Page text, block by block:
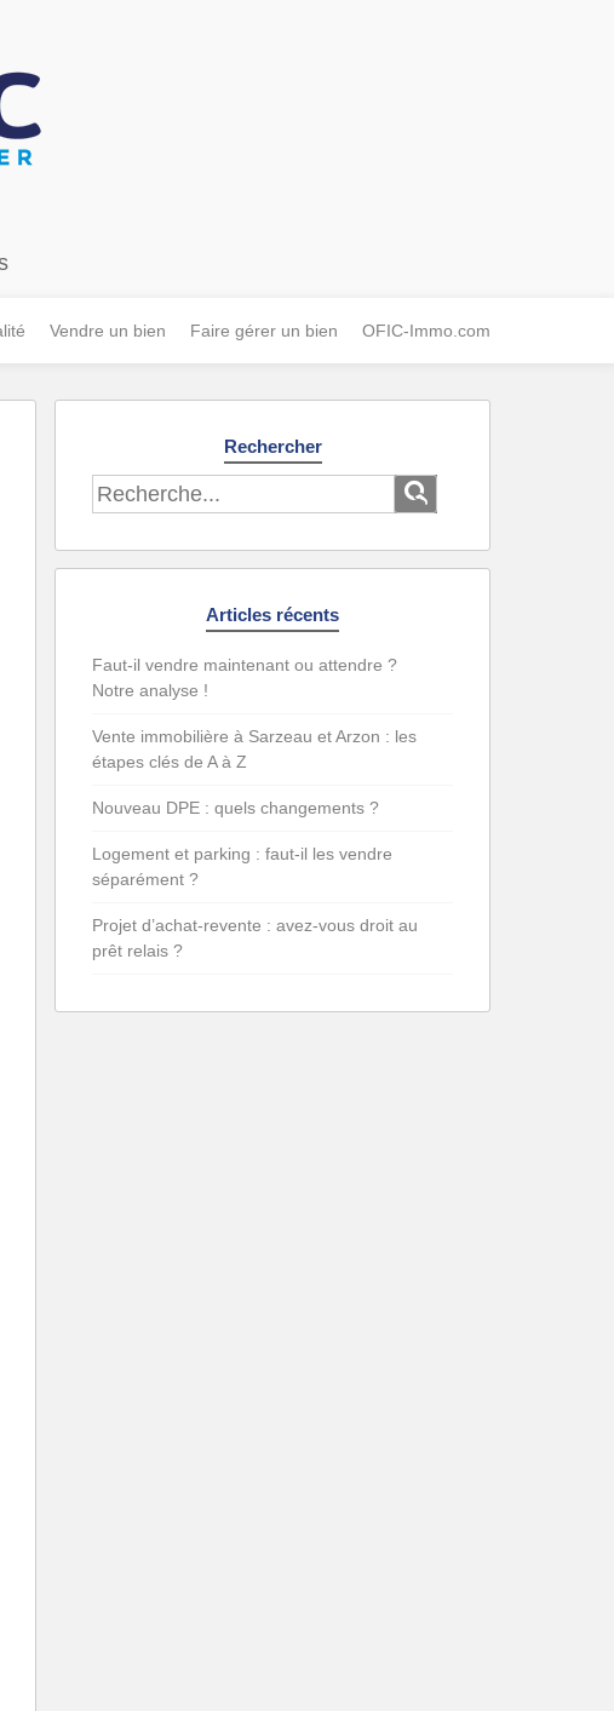
Vendre un bien Faire gérer un bien OFIC-Immo.com
Rechercher
Articles récents
Faut-il vendre maintenant ou attendre ?
Notre analyse !
Vente immobilière à Sarzeau et Arzon : les
étapes clés de A à Z
Nouveau DPE : quels changements ?
Logement et parking : faut-il les vendre
séparément ?
Projet d’achat-revente : avez-vous droit au
prêt relais ?